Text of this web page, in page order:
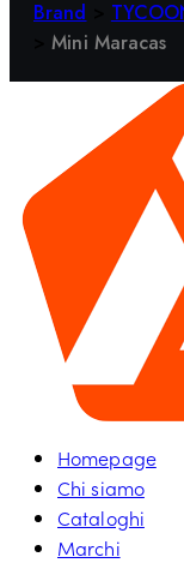
Brand
Mini Maracas
Homepage
Chi siamo
Cataloghi
Marchi